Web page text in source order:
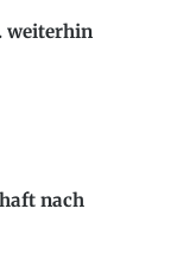
weiterhin
nach